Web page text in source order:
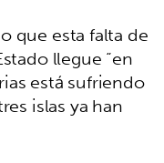
que esta falta de
llegue “en
está sufriendo
islas ya han